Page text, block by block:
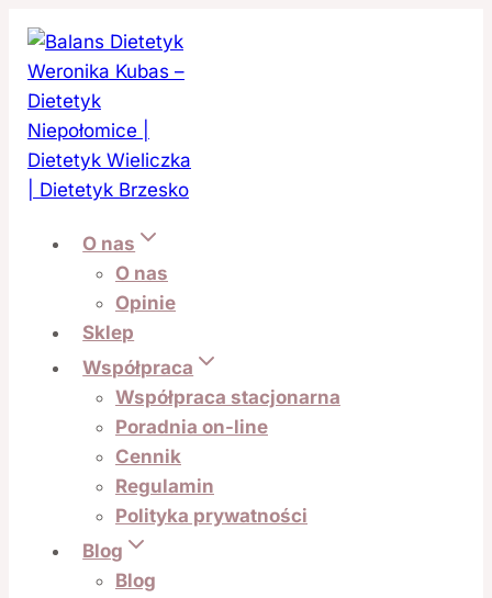
Przejdź
do treści
O nas
O nas
Opinie
Sklep
Współpraca
Współpraca stacjonarna
Poradnia on-line
Cennik
Regulamin
Polityka prywatności
Blog
Blog